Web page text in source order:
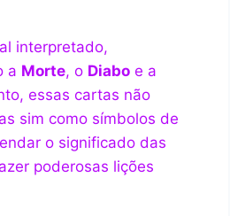
interpretado,
a Morte, o Diabo e a
essas cartas não
sim como símbolos de
o significado das
poderosas lições